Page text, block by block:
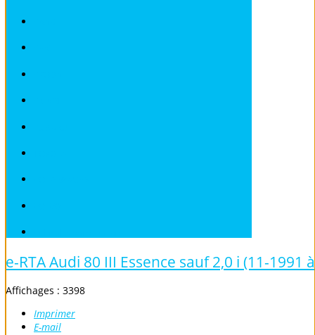
e-RTA Audi 80 III Essence sauf 2,0 i (11-1991
Affichages : 3398
Imprimer
E-mail